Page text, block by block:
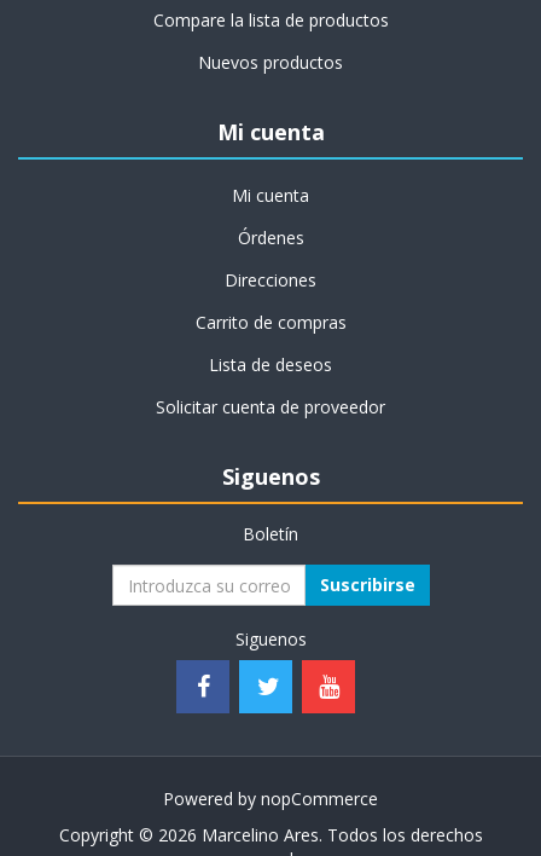
Compare la lista de productos
Nuevos productos
Mi cuenta
Mi cuenta
Órdenes
Direcciones
Carrito de compras
Lista de deseos
Solicitar cuenta de proveedor
Siguenos
Boletín
Suscribirse
Siguenos
Powered by nopCommerce
Copyright © 2026 Marcelino Ares. Todos los derechos